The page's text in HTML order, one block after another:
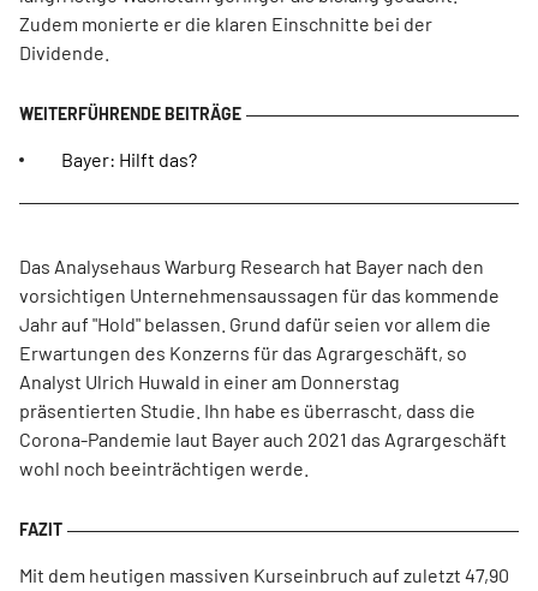
Zudem monierte er die klaren Einschnitte bei der
Dividende.
Bayer: Hilft das?
Das Analysehaus Warburg Research hat Bayer nach den
vorsichtigen Unternehmensaussagen für das kommende
Jahr auf "Hold" belassen. Grund dafür seien vor allem die
Erwartungen des Konzerns für das Agrargeschäft, so
Analyst Ulrich Huwald in einer am Donnerstag
präsentierten Studie. Ihn habe es überrascht, dass die
Corona-Pandemie laut Bayer auch 2021 das Agrargeschäft
wohl noch beeinträchtigen werde.
Mit dem heutigen massiven Kurseinbruch auf zuletzt 47,90